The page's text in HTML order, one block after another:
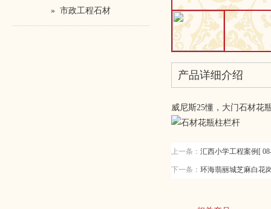
» 市政工程石材
产品详细介绍
威尼斯25懂，大门石材花
上一条： 汇西小学工程案例[
下一条： 环海翡丽城芝麻白花